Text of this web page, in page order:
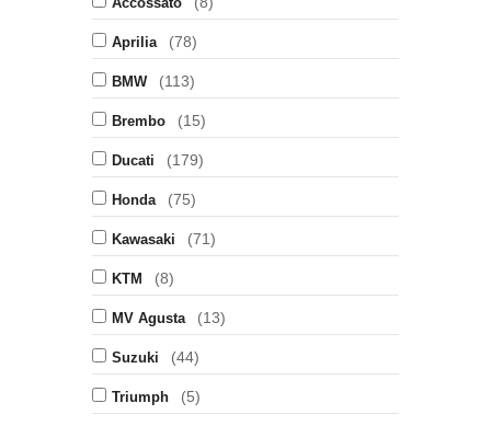
Aprilia (78)
BMW (113)
Brembo (15)
Ducati (179)
Honda (75)
Kawasaki (71)
KTM (8)
MV Agusta (13)
Suzuki (44)
Triumph (5)